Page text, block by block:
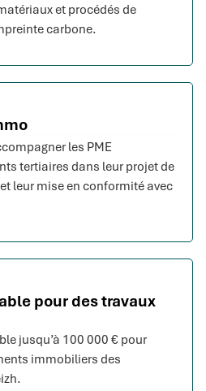
et procédés de
carbone.
les PME
tertiaires dans leur projet de
leur mise en conformité avec
pour des travaux
jusqu’à 100 000 € pour
immobiliers des